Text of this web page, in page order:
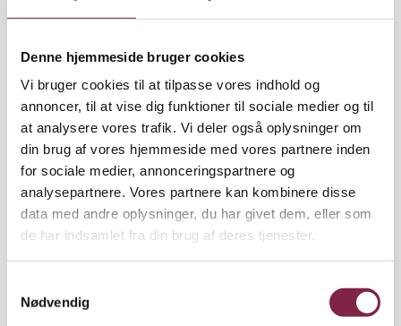
Denne hjemmeside bruger cookies
Vi bruger cookies til at tilpasse vores indhold og
annoncer, til at vise dig funktioner til sociale medier og til
at analysere vores trafik. Vi deler også oplysninger om
din brug af vores hjemmeside med vores partnere inden
for sociale medier, annonceringspartnere og
analysepartnere. Vores partnere kan kombinere disse
data med andre oplysninger, du har givet dem, eller som
de har indsamlet fra din brug af deres tjenester.
Nødvendig
Skovlyskolen venter. Skoleleder Ole Stavngaard på
mere på at få bragt legepladsen i orden.
"Nu har det hele stået afspærret siden maj måned,
så en måned fra eller til spiller ingen rolle. Rabo har
allerede kontaktet os og orienteret os om nogle
overordnede muligheder for at forbedre
sikkerheden. Jeg kender dem ikke i detaljer, men for
Rabo gælder det jo om at sikre sig, at sikkerheden